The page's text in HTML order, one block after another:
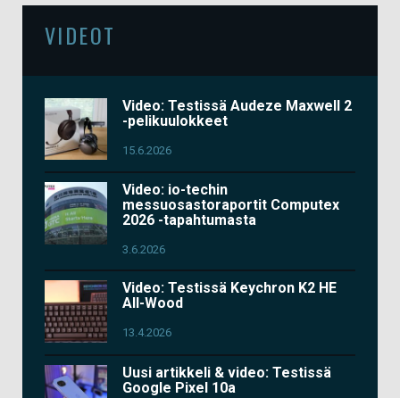
VIDEOT
Video: Testissä Audeze Maxwell 2
-pelikuulokkeet
15.6.2026
Video: io-techin
messuosastoraportit Computex
2026 -tapahtumasta
3.6.2026
Video: Testissä Keychron K2 HE
All-Wood
13.4.2026
Uusi artikkeli & video: Testissä
Google Pixel 10a